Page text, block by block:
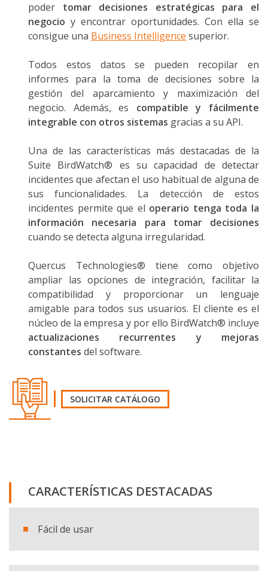
poder tomar decisiones estratégicas para el
negocio y encontrar oportunidades. Con ella se
consigue una Business Intelligence superior.
Todos estos datos se pueden recopilar en
informes para la toma de decisiones sobre la
gestión del aparcamiento y maximización del
negocio. Además, es compatible y fácilmente
integrable con otros sistemas gracias a su API.
Una de las características más destacadas de la
Suite BirdWatch® es su capacidad de detectar
incidentes que afectan el uso habitual de alguna de
sus funcionalidades. La detección de estos
incidentes permite que el operario tenga toda la
información necesaria para tomar decisiones
cuando se detecta alguna irregularidad.
Quercus Technologies® tiene como objetivo
ampliar las opciones de integración, facilitar la
compatibilidad y proporcionar un lenguaje
amigable para todos sus usuarios. El cliente es el
núcleo de la empresa y por ello BirdWatch® incluye
actualizaciones recurrentes y mejoras
constantes del software.
SOLICITAR CATÁLOGO
CARACTERÍSTICAS DESTACADAS
Fácil de usar